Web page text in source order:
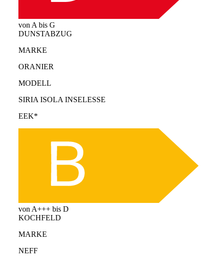
von A bis G
DUNSTABZUG
MARKE
ORANIER
MODELL
SIRIA ISOLA INSELESSE
EEK*
von A+++ bis D
KOCHFELD
MARKE
NEFF